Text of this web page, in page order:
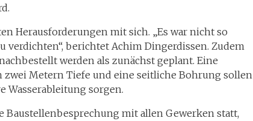
Herausforderungen mit sich. „Es war nicht so
verdichten“, berichtet Achim Dingerdissen. Zudem
werden als zunächst geplant. Eine
zwei Metern Tiefe und eine seitliche Bohrung sollen
Wasserableitung sorgen.
Baustellenbesprechung mit allen Gewerken statt,